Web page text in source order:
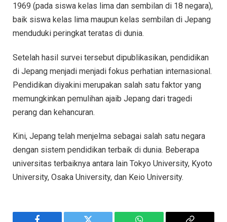
1969 (pada siswa kelas lima dan sembilan di 18 negara),
baik siswa kelas lima maupun kelas sembilan di Jepang
menduduki peringkat teratas di dunia.
Setelah hasil survei tersebut dipublikasikan, pendidikan
di Jepang menjadi menjadi fokus perhatian internasional.
Pendidikan diyakini merupakan salah satu faktor yang
memungkinkan pemulihan ajaib Jepang dari tragedi
perang dan kehancuran.
Kini, Jepang telah menjelma sebagai salah satu negara
dengan sistem pendidikan terbaik di dunia. Beberapa
universitas terbaiknya antara lain Tokyo University, Kyoto
University, Osaka University, dan Keio University.